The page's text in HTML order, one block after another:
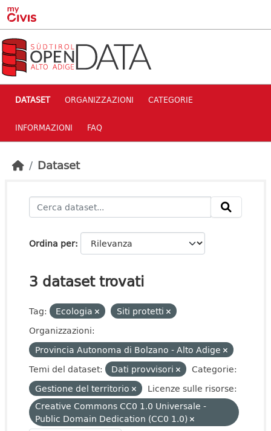
Skip to main content
DATASET ORGANIZZAZIONI CATEGORIE
INFORMAZIONI FAQ
Dataset
Ordina per
3 dataset trovati
Tag: Ecologia
Siti protetti
Organizzazioni:
Provincia Autonoma di Bolzano - Alto Adige
Temi del dataset:
Dati provvisori
Categorie:
Gestione del territorio
Licenze sulle risorse:
Creative Commons CC0 1.0 Universale -
Public Domain Dedication (CC0 1.0)